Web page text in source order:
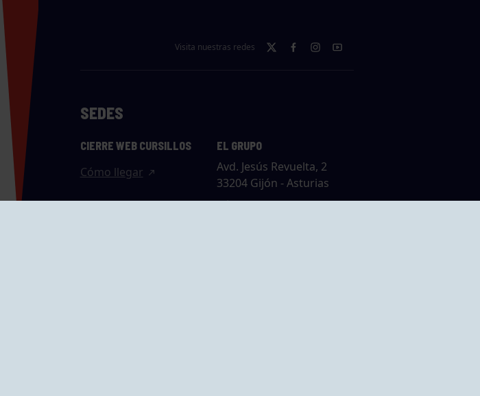
Visita nuestras redes
SEDES
CIERRE WEB CURSILLOS
Cómo llegar
EL GRUPO
Avd. Jesús Revuelta, 2
33204 Gijón - Asturias
Cómo llegar